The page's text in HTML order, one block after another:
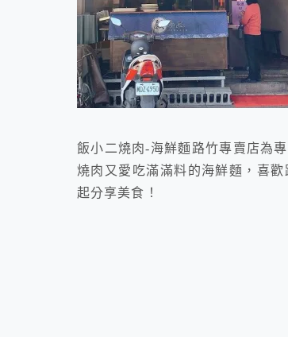
飯小二燒肉-海鮮麵路竹專賣店為
燒肉又愛吃滿滿料的海鮮麵，喜
起分享美食！